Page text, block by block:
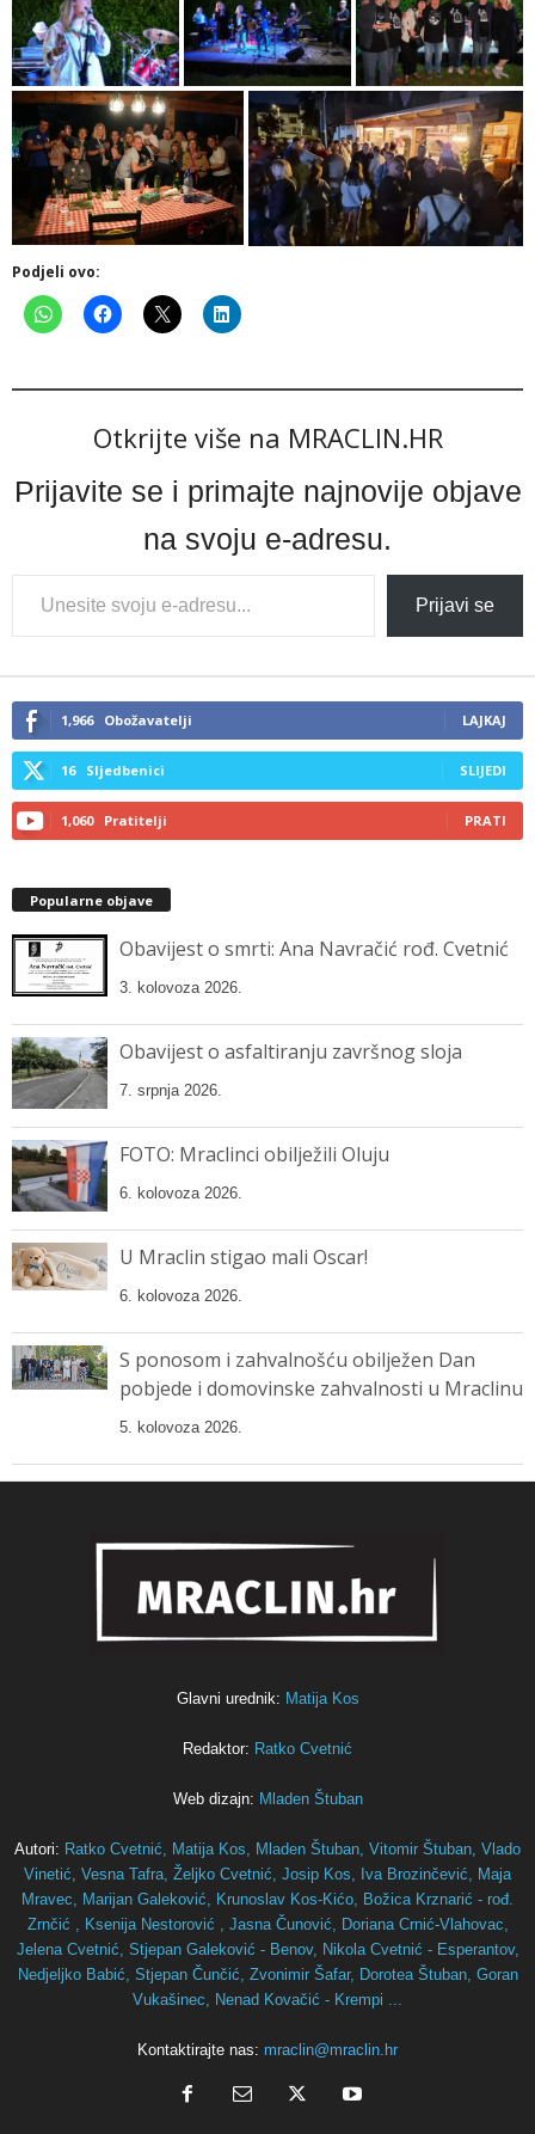
Podjeli ovo:
Otkrijte više na MRACLIN.HR
Prijavite se i primajte najnovije objave
na svoju e-adresu.
Type
your
Prijavi se
1,966 Obožavatelji LAJKAJ
16 Sljedbenici SLIJEDI
1,060 Pratitelji PRATI
Popularne objave
Obavijest o smrti: Ana Navračić rođ. Cvetnić
3. kolovoza 2026.
Obavijest o asfaltiranju završnog sloja
7. srpnja 2026.
FOTO: Mraclinci obilježili Oluju
6. kolovoza 2026.
U Mraclin stigao mali Oscar!
6. kolovoza 2026.
S ponosom i zahvalnošću obilježen Dan
pobjede i domovinske zahvalnosti u Mraclinu
5. kolovoza 2026.
Glavni urednik: Matija Kos
Redaktor: Ratko Cvetnić
Web dizajn: Mladen Štuban
Autori: Ratko Cvetnić, Matija Kos, Mladen Štuban, Vitomir Štuban, Vlado
Vinetić, Vesna Tafra, Željko Cvetnić, Josip Kos, Iva Brozinčević, Maja
Mravec, Marijan Galeković, Krunoslav Kos-Kićo, Božica Krznarić - rođ.
Zrnčić , Ksenija Nestorović , Jasna Čunović, Doriana Crnić-Vlahovac,
Jelena Cvetnić, Stjepan Galeković - Benov, Nikola Cvetnić - Esperantov,
Nedjeljko Babić, Stjepan Čunčić, Zvonimir Šafar, Dorotea Štuban, Goran
Vukašinec, Nenad Kovačić - Krempi ...
Kontaktirajte nas: mraclin@mraclin.hr